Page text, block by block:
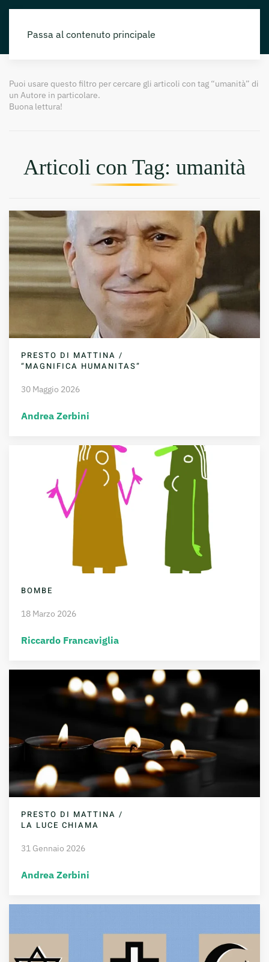
Passa al contenuto principale
Puoi usare questo filtro per cercare gli articoli con tag “umanità” di
un Autore in particolare.
Buona lettura!
Articoli con Tag: umanità
PRESTO DI MATTINA /
“MAGNIFICA HUMANITAS”
30 Maggio 2026
Andrea Zerbini
BOMBE
18 Marzo 2026
Riccardo Francaviglia
PRESTO DI MATTINA /
LA LUCE CHIAMA
31 Gennaio 2026
Andrea Zerbini